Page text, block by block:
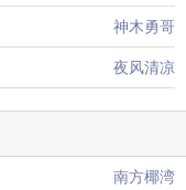
神木勇哥
夜风清凉
南方椰湾